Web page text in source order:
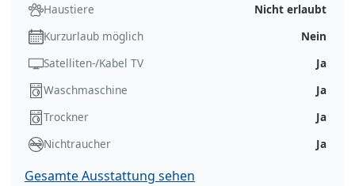
Haustiere
Nicht erlaubt
Kurzurlaub möglich
Nein
Satelliten-/Kabel TV
Ja
Waschmaschine
Ja
Trockner
Ja
Nichtraucher
Ja
Gesamte Ausstattung sehen